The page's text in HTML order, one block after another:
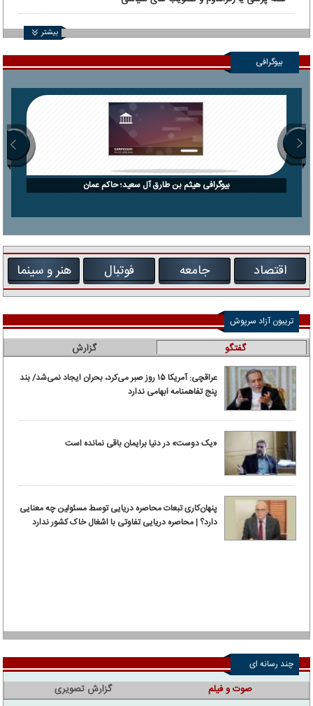
بیشتر
بیوگرافی
بیوگرافی هیثم بن طارق آل سعید؛ حاکم عمان
اقتصاد جامعه فوتبال هنر و سینما
تریبون آزاد سرپوش
گفتگو گزارش
عراقچی: آمریکا ۱۵ روز صبر می‌کرد، بحران ایجاد نمی‌شد/ بند
پنج تفاهمنامه ابهامی ندارد
«یک دوست» در دنیا برایمان باقی نمانده است
پنهان‌کاری تبعات محاصره دریایی توسط مسئولین چه معنایی
دارد؟ | محاصره دریایی تفاوتی با اشغال خاک کشور ندارد
چند رسانه ای
صوت و فیلم گزارش تصویری